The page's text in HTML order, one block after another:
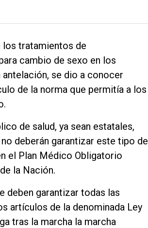
los tratamientos de
cambio de sexo en los
se dio a conocer
de la norma que permitía a los
de salud, ya sean estatales,
deberán garantizar este tipo de
el Plan Médico Obligatorio
la Nación.
deben garantizar todas las
artículos de la denominada Ley
tras la marcha la marcha